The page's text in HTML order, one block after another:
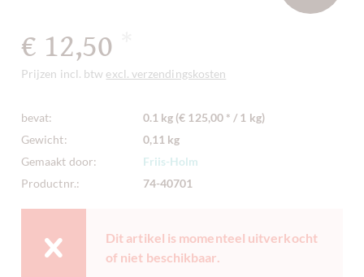
€ 12,50
Prijzen incl. btw excl. verzendingskosten
bevat:
0.1 kg (€ 125,00 * / 1 kg)
Gewicht:
0,11 kg
Gemaakt door:
Friis-Holm
Productnr.:
74-40701
Dit artikel is momenteel uitverkocht
of niet beschikbaar.